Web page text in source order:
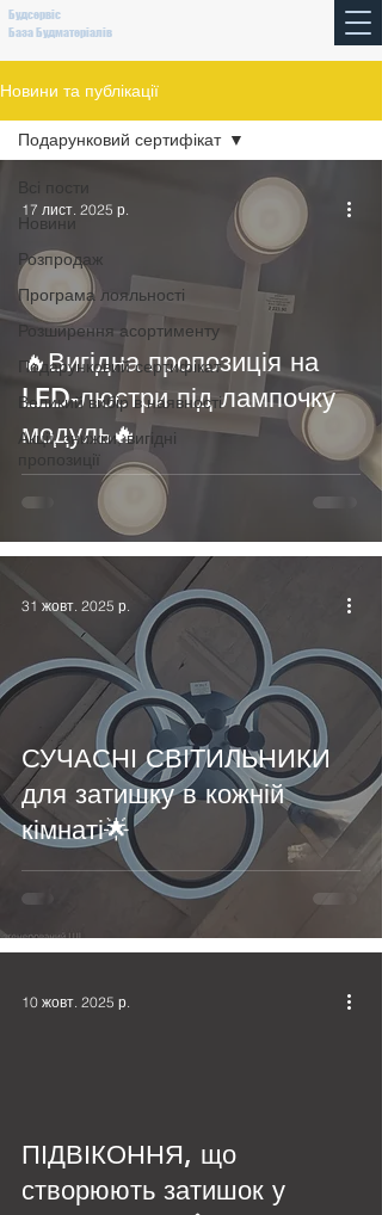
Будсервіс
База Будматеріалів
Новини та публікації
Новини
Розпродаж
Програма лояльності
Розширення асортименту
Подарунковий сертифікат
Великий вибір в наявності
Акції, знижки, вигідні
пропозиції
Подарунковий сертифікат
🔥Вигідна пропозиція на
LED-люстри під лампочку
модуль🔥
17 лист. 2025 р.
СУЧАСНІ СВІТИЛЬНИКИ
для затишку в кожній
кімнаті🌟
31 жовт. 2025 р.
ПІДВІКОННЯ, що
створюють затишок у
10 жовт. 2025 р.